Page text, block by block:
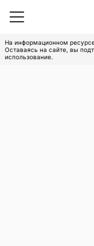
На информационном
Оставаясь на сайте, вы
использование.